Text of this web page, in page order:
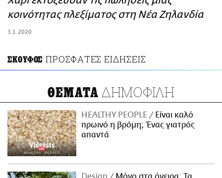
ΑΜΠΑ
κοινότητας πλεξίματος στη Νέα Ζηλανδία
3.1.2020
ΣΚΟΥΦΟΣ ΠΡΟΣΦΑΤΕΣ ΕΙΔΗΣΕΙΣ
ΘΕΜΑΤΑ ΔΗΜΟΦΙΛΗ
HEALTHY PEOPLE
Είναι καλό
πρωινό η βρόμη; Ένας γιατρός
απαντά